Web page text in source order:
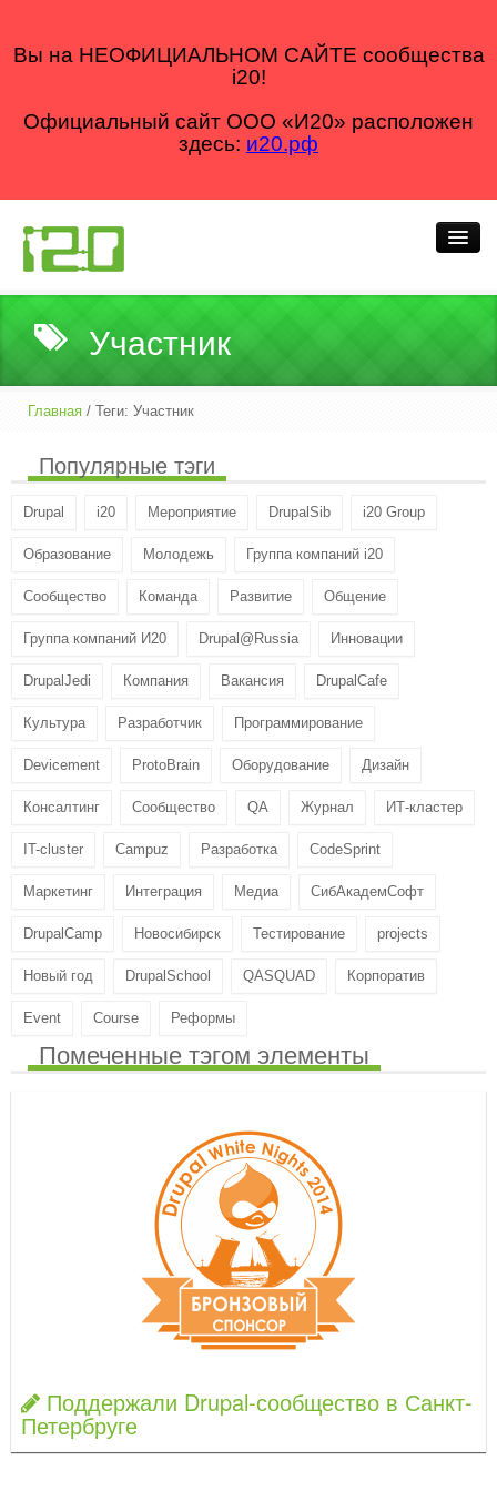
Вы на НЕОФИЦИАЛЬНОМ САЙТЕ сообщества
i20!
Официальный сайт ООО «И20» расположен
здесь: и20.рф
Что делаем
Как делаем
Участник
Главная / Теги: Участник
Популярные тэги
Drupal i20 Мероприятие DrupalSib i20 Group
Образование Молодежь Группа компаний i20
Сообщество Команда Развитие Общение
Группа компаний И20 Drupal@Russia Инновации
DrupalJedi Компания Вакансия DrupalCafe
Культура Разработчик Программирование
Devicement ProtoBrain Оборудование Дизайн
Консалтинг Сообщество QA Журнал ИТ-кластер
IT-cluster Campuz Разработка CodeSprint
Маркетинг Интеграция Медиа СибАкадемСофт
DrupalCamp Новосибирск Тестирование projects
Новый год DrupalSchool QASQUAD Корпоратив
Event Course Реформы
Помеченные тэгом элементы
Поддержали Drupal-сообщество в Санкт-
Петербруге